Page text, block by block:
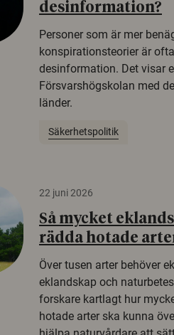
desinformation?
Personer som är mer
konspirationsteorier är
desinformation. Det visar
Försvarshögskolan med
länder.
Säkerhetspolitik
22 juni 2026
Så mycket
rädda hotade
Över tusen arter behöver
eklandskap och
forskare kartlagt hur
hotade arter ska kunna